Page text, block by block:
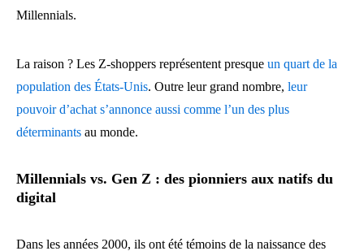
Millennials.
La raison ? Les Z-shoppers représentent presque un quart de la
population des États-Unis. Outre leur grand nombre, leur
pouvoir d’achat s’annonce aussi comme l’un des plus
déterminants au monde.
Millennials vs. Gen Z : des pionniers aux natifs du
digital
Dans les années 2000, ils ont été témoins de la naissance des